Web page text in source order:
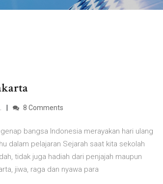
8 Comments
bangsa Indonesia merayakan hari ulang
dalam pelajaran Sejarah saat kita sekolah
tidak juga hadiah dari penjajah maupun
jiwa, raga dan nyawa para